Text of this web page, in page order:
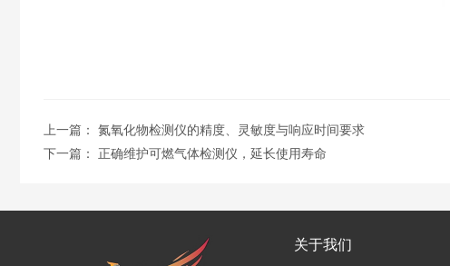
上一篇： 氮氧化物检测仪的精度、灵敏度与响应时间要求
下一篇： 正确维护可燃气体检测仪，延长使用寿命
关于我们